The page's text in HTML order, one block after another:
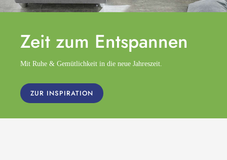
Zeit zum Entspannen
Mit Ruhe & Gemütlichkeit in die neue Jahreszeit.
ZUR INSPIRATION